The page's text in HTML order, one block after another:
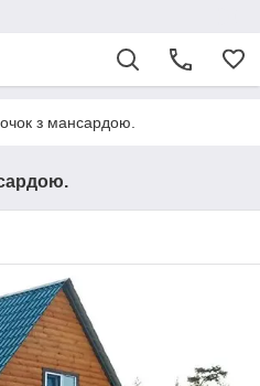
з мансардою.